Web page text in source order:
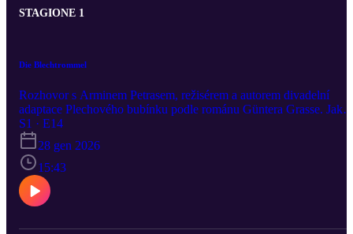
STAGIONE 1
Die Blechtrommel
Rozhovor s Arminem Petrasem, režisérem a autorem divadelní
adaptace Plechového bubínku podle románu Güntera Grasse. Jaký
je jeho přístup k divadelní tvorbě, jak pracovat s textem jako
výchozím bodem inscenace a jaké jsou rozdíly mezi rolí režiséra a
dramatika. A existuje něco jako typicky německý přístup k režii?
Epizoda je v angličtině. English friendly.
S1 · E14
28 gen 2026
15:43